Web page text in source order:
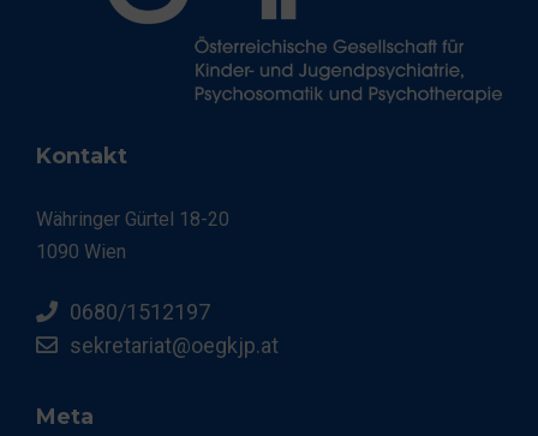
Kontakt
Währinger Gürtel 18-20
1090 Wien
0680/1512197
sekretariat@oegkjp.at
Meta